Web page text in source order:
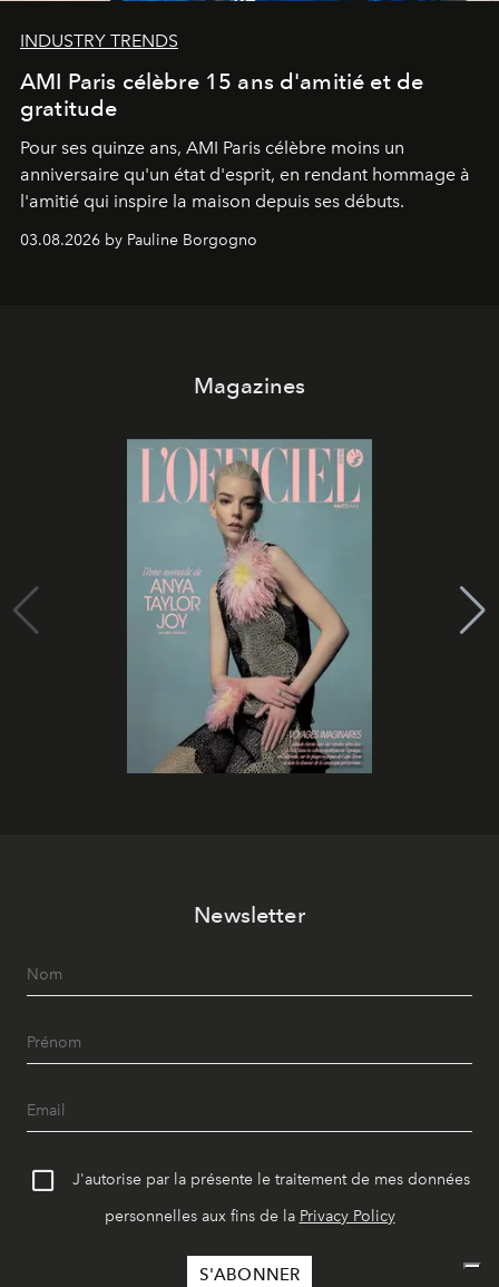
INDUSTRY TRENDS
AMI Paris célèbre 15 ans d'amitié et de
gratitude
Pour ses quinze ans, AMI Paris célèbre moins un
anniversaire qu'un état d'esprit, en rendant hommage à
l'amitié qui inspire la maison depuis ses débuts.
03.08.2026 by Pauline Borgogno
Magazines
Newsletter
J'autorise par la présente le traitement de mes données
personnelles aux fins de la Privacy Policy